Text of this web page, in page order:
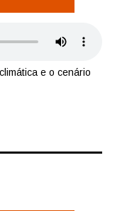
e o cenário